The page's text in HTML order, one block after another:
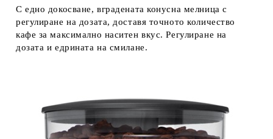
С едно докосване, вградената конусна мелница с
регулиране на дозата, доставя точното количество
кафе за максимално наситен вкус. Регулиране на
дозата и едрината на смилане.